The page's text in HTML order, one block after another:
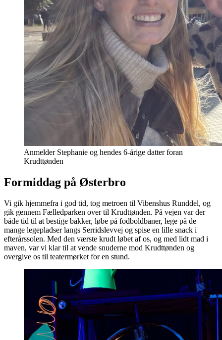
Anmelder Stephanie og hendes 6-årige datter foran
Krudttønden
Formiddag på Østerbro
Vi gik hjemmefra i god tid, tog metroen til Vibenshus Runddel, og
gik gennem Fælledparken over til Krudttønden. På vejen var der
både tid til at bestige bakker, løbe på fodboldbaner, lege på de
mange legepladser langs Serridslevvej og spise en lille snack i
efterårssolen. Med den værste krudt løbet af os, og med lidt mad i
maven, var vi klar til at vende snuderne mod Krudttønden og
overgive os til teatermørket for en stund.